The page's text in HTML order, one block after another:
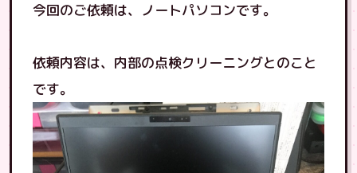
今回のご依頼は、ノートパソコンです。
依頼内容は、内部の点検クリーニングとのこと
です。